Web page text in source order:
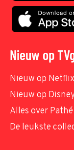
Nieuw op
Nieuw op Netflix
Nieuw op
Alles over
De leukste